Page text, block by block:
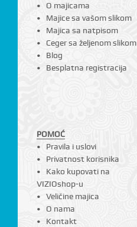
O majicama
Majice sa vašom slikom
Majica sa natpisom
Ceger sa željenom slikom
Blog
Besplatna registracija
POMOĆ
Pravila i uslovi
Privatnost korisnika
Kako kupovati na
VIZIOshop-u
Veličine majica
O nama
Kontakt